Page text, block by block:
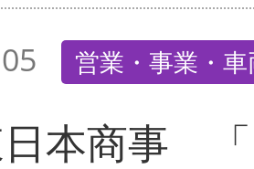
営業・事業・
日本商事